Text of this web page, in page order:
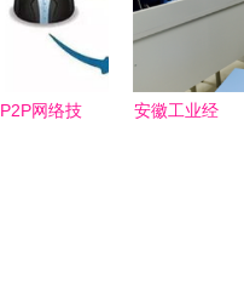
界
P2P网络技
安徽工业经